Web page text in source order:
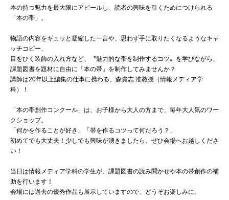
072-643-6221
072-643-6566
お問い合わせ
BCCS 梅花メール 入学前プログラム
本の持つ魅力を最大限にアピールし、読者の興味を引くためにつけられる
「本の帯」。
物語の内容をギュッと凝縮した一言や、思わず手に取りたくなるようなキャ
ッチコピー、
目をひく装飾の入れ方など、〝魅力的な帯を制作するコツ〟を学びながら、
課題図書を題材に自由に「本の帯」を制作してみませんか？
講師は20年以上編集の仕事に携わる、森貴志 准教授（情報メディア学
科）！
「本の帯創作コンクール」は、お子様から大人の方まで、毎年大人気のワー
クショップ。
「何かを作ることが好き」「帯を作るコツって何だろう？」
初めてでも大丈夫！少しでも興味が湧きましたら、ぜひ会場へお越しくださ
い！
当日は情報メディア学科の学生が、課題図書の読み聞かせや本の帯創作の補
助を行います！
会場には過去の優秀作品も展示していますので、どうぞお楽しみに。